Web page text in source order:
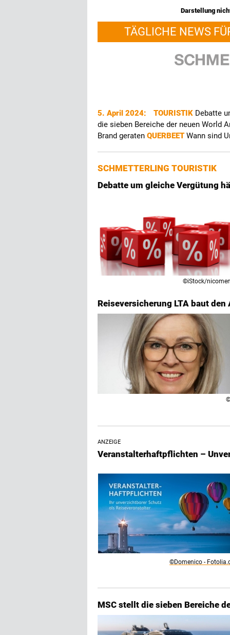
Darstellung
TÄGLICHE NEWS
5. April 2024: TOURISTIK Debatte
die sieben Bereiche der neuen World
Brand geraten QUERBEETWann sind
SCHMETTERLING TOURISTIK
Debatte um gleiche Vergütung
©iStock/
Reiseversicherung LTA baut
ANZEIGE
Veranstalterhaftpflichten –
©Domenico -
MSC stellt die sieben Bereiche